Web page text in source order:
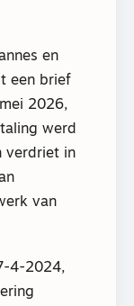
en
een brief
2026,
werd
verdriet in
van
4-2024,